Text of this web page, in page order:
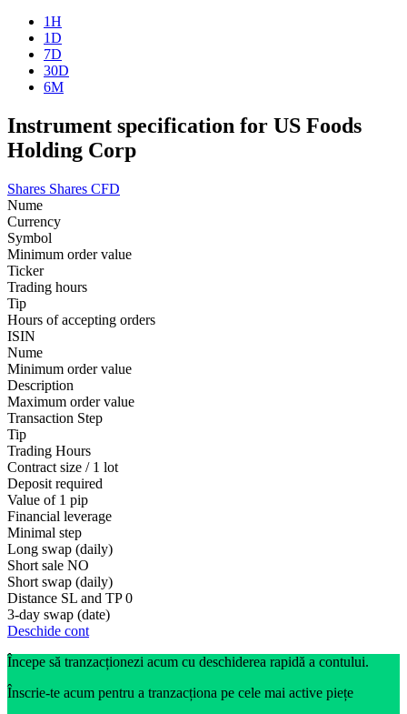
1H
1D
7D
30D
6M
Instrument specification for US Foods
Holding Corp
Shares Shares CFD
Nume
Currency
Symbol
Minimum order value
Ticker
Trading hours
Tip
Hours of accepting orders
ISIN
Nume
Minimum order value
Description
Maximum order value
Transaction Step
Tip
Trading Hours
Contract size / 1 lot
Deposit required
Value of 1 pip
Financial leverage
Minimal step
Long swap (daily)
Short sale NO
Short swap (daily)
Distance SL and TP 0
3-day swap (date)
Deschide cont
Începe să tranzacționezi acum cu deschiderea rapidă a contului.
Înscrie-te acum pentru a tranzacționa pe cele mai active piețe